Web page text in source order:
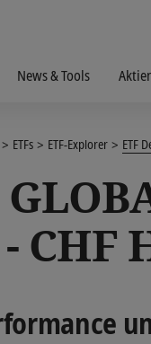
News & Tools
ETFs ETF-Explorer ETF
CHF